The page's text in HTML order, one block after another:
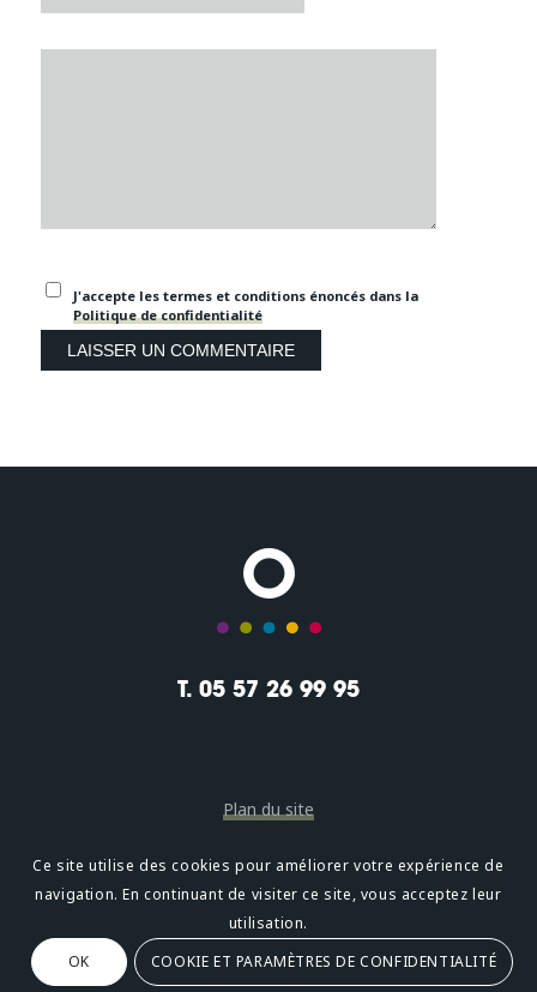
J'accepte les termes et conditions énoncés dans la
Politique de confidentialité
T. 05 57 26 99 95
Plan du site
Mentions légales
Confidentialité
Oméni 2, avenue Léonard de Vinci 33600 PESSAC
Ce site utilise des cookies pour améliorer votre expérience de
navigation. En continuant de visiter ce site, vous acceptez leur
utilisation.
OK
COOKIE ET PARAMÈTRES DE CONFIDENTIALITÉ